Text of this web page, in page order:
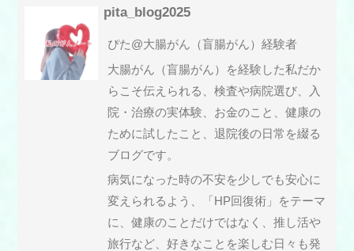
pita_blog2025
ぴた@大腸がん（盲腸がん）経験者
大腸がん（盲腸がん）を経験した私だか
らこそ伝えられる、検査や病院選び、入
院・治療の実体験、お金のこと、健康の
ために試したこと、退院後の日常を綴る
ブログです。
病気になった時の不安を少しでも安心に
変えられるよう、「HP回復術」をテーマ
に、健康のことだけではなく、推し活や
旅行など、好きなことを楽しむ日々も発